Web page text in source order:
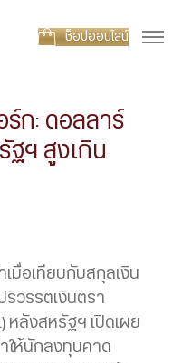
ช็อปออนไลน์
ร์ก: ดอลลาร์
ฐฯ สูงเกิน
มื่อเทียบกับสกุลเงิน
วรรตเงินตรา
หลังสหรัฐฯ เปิดเผย
ให้นักลงทุนคาด